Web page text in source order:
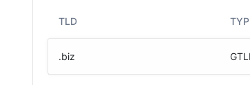
TLD TYP
.biz